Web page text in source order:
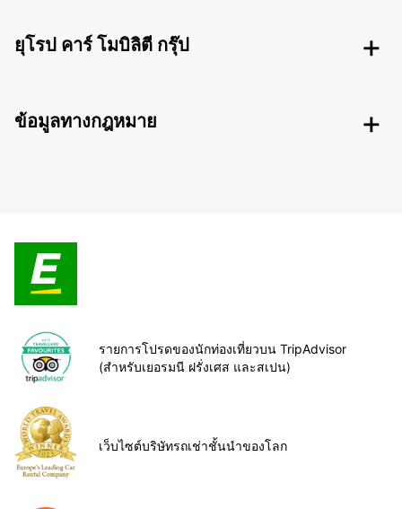
ยุโรป คาร์ โมบิลิตี กรุ๊ป
ข้อมูลทางกฎหมาย
รายการโปรดของนักท่องเที่ยวบน TripAdvisor
(สำหรับเยอรมนี ฝรั่งเศส และสเปน)
เว็บไซต์บริษัทรถเช่าชั้นนำของโลก